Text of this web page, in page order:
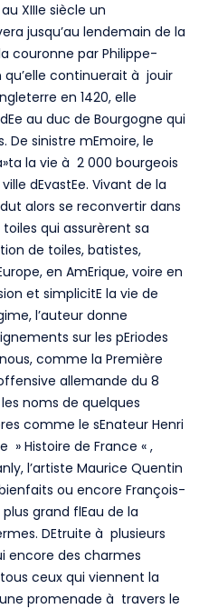
XIIIe siècle un
jusqu’au lendemain de la
couronne par Philippe-
qu’elle continuerait à jouir
en 1420, elle
au duc de Bourgogne qui
De sinistre mEmoire, le
la vie à 2 000 bourgeois
dEvastEe. Vivant de la
alors se reconvertir dans
qui assurèrent sa
de toiles, batistes,
en AmErique, voire en
et simplicitE la vie de
l’auteur donne
sur les pEriodes
comme la Première
allemande du 8
noms de quelques
comme le sEnateur Henri
» Histoire de France « ,
l’artiste Maurice Quentin
ou encore François-
grand flEau de la
DEtruite à plusieurs
encore des charmes
ceux qui viennent la
promenade à travers le